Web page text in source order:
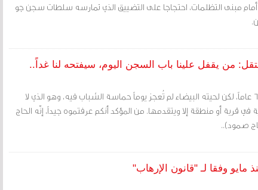
مبنى التظلمات، احتجاجا على التضييق الذي تمارسه سلطات سجن جو
مرآة البحرين: عمره 66 عاماً، لكن لحيته البيضاء لم تُعجز يوماً حماسة الشباب فيه، وهو الذي لا
قرية أو منطقة إلا ويتقدمها. من المؤكد أنكم عرفتموه جيداً، إنّه الحاج
صمود)..
مايو وفقا لـ "قانون الإرهاب"